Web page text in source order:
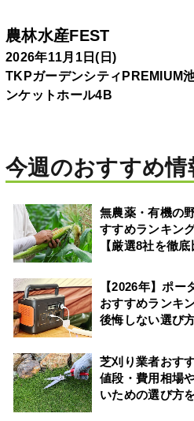
農林水産FEST
2026年11月1日(日)
TKPガーデンシティPREMIUM
ンケットホール4B
今週のおすすめ情
無農薬・有機の
すすめランキン
【厳選8社を徹底
【2026年】ポー
おすすめランキ
後悔しない選び
芝刈り業者おす
値段・費用相場
いための選び方